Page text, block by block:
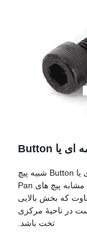
بخش بالایی کلگی در پیچ های دکمه ای یا Button شبیه پیچ
Round (با ارتفاع کمتر). و بخش پایینی آن مشابه پیچ های Pan
که بخش بالایی
در ناحیۀ مرکزی
تخت باشد.